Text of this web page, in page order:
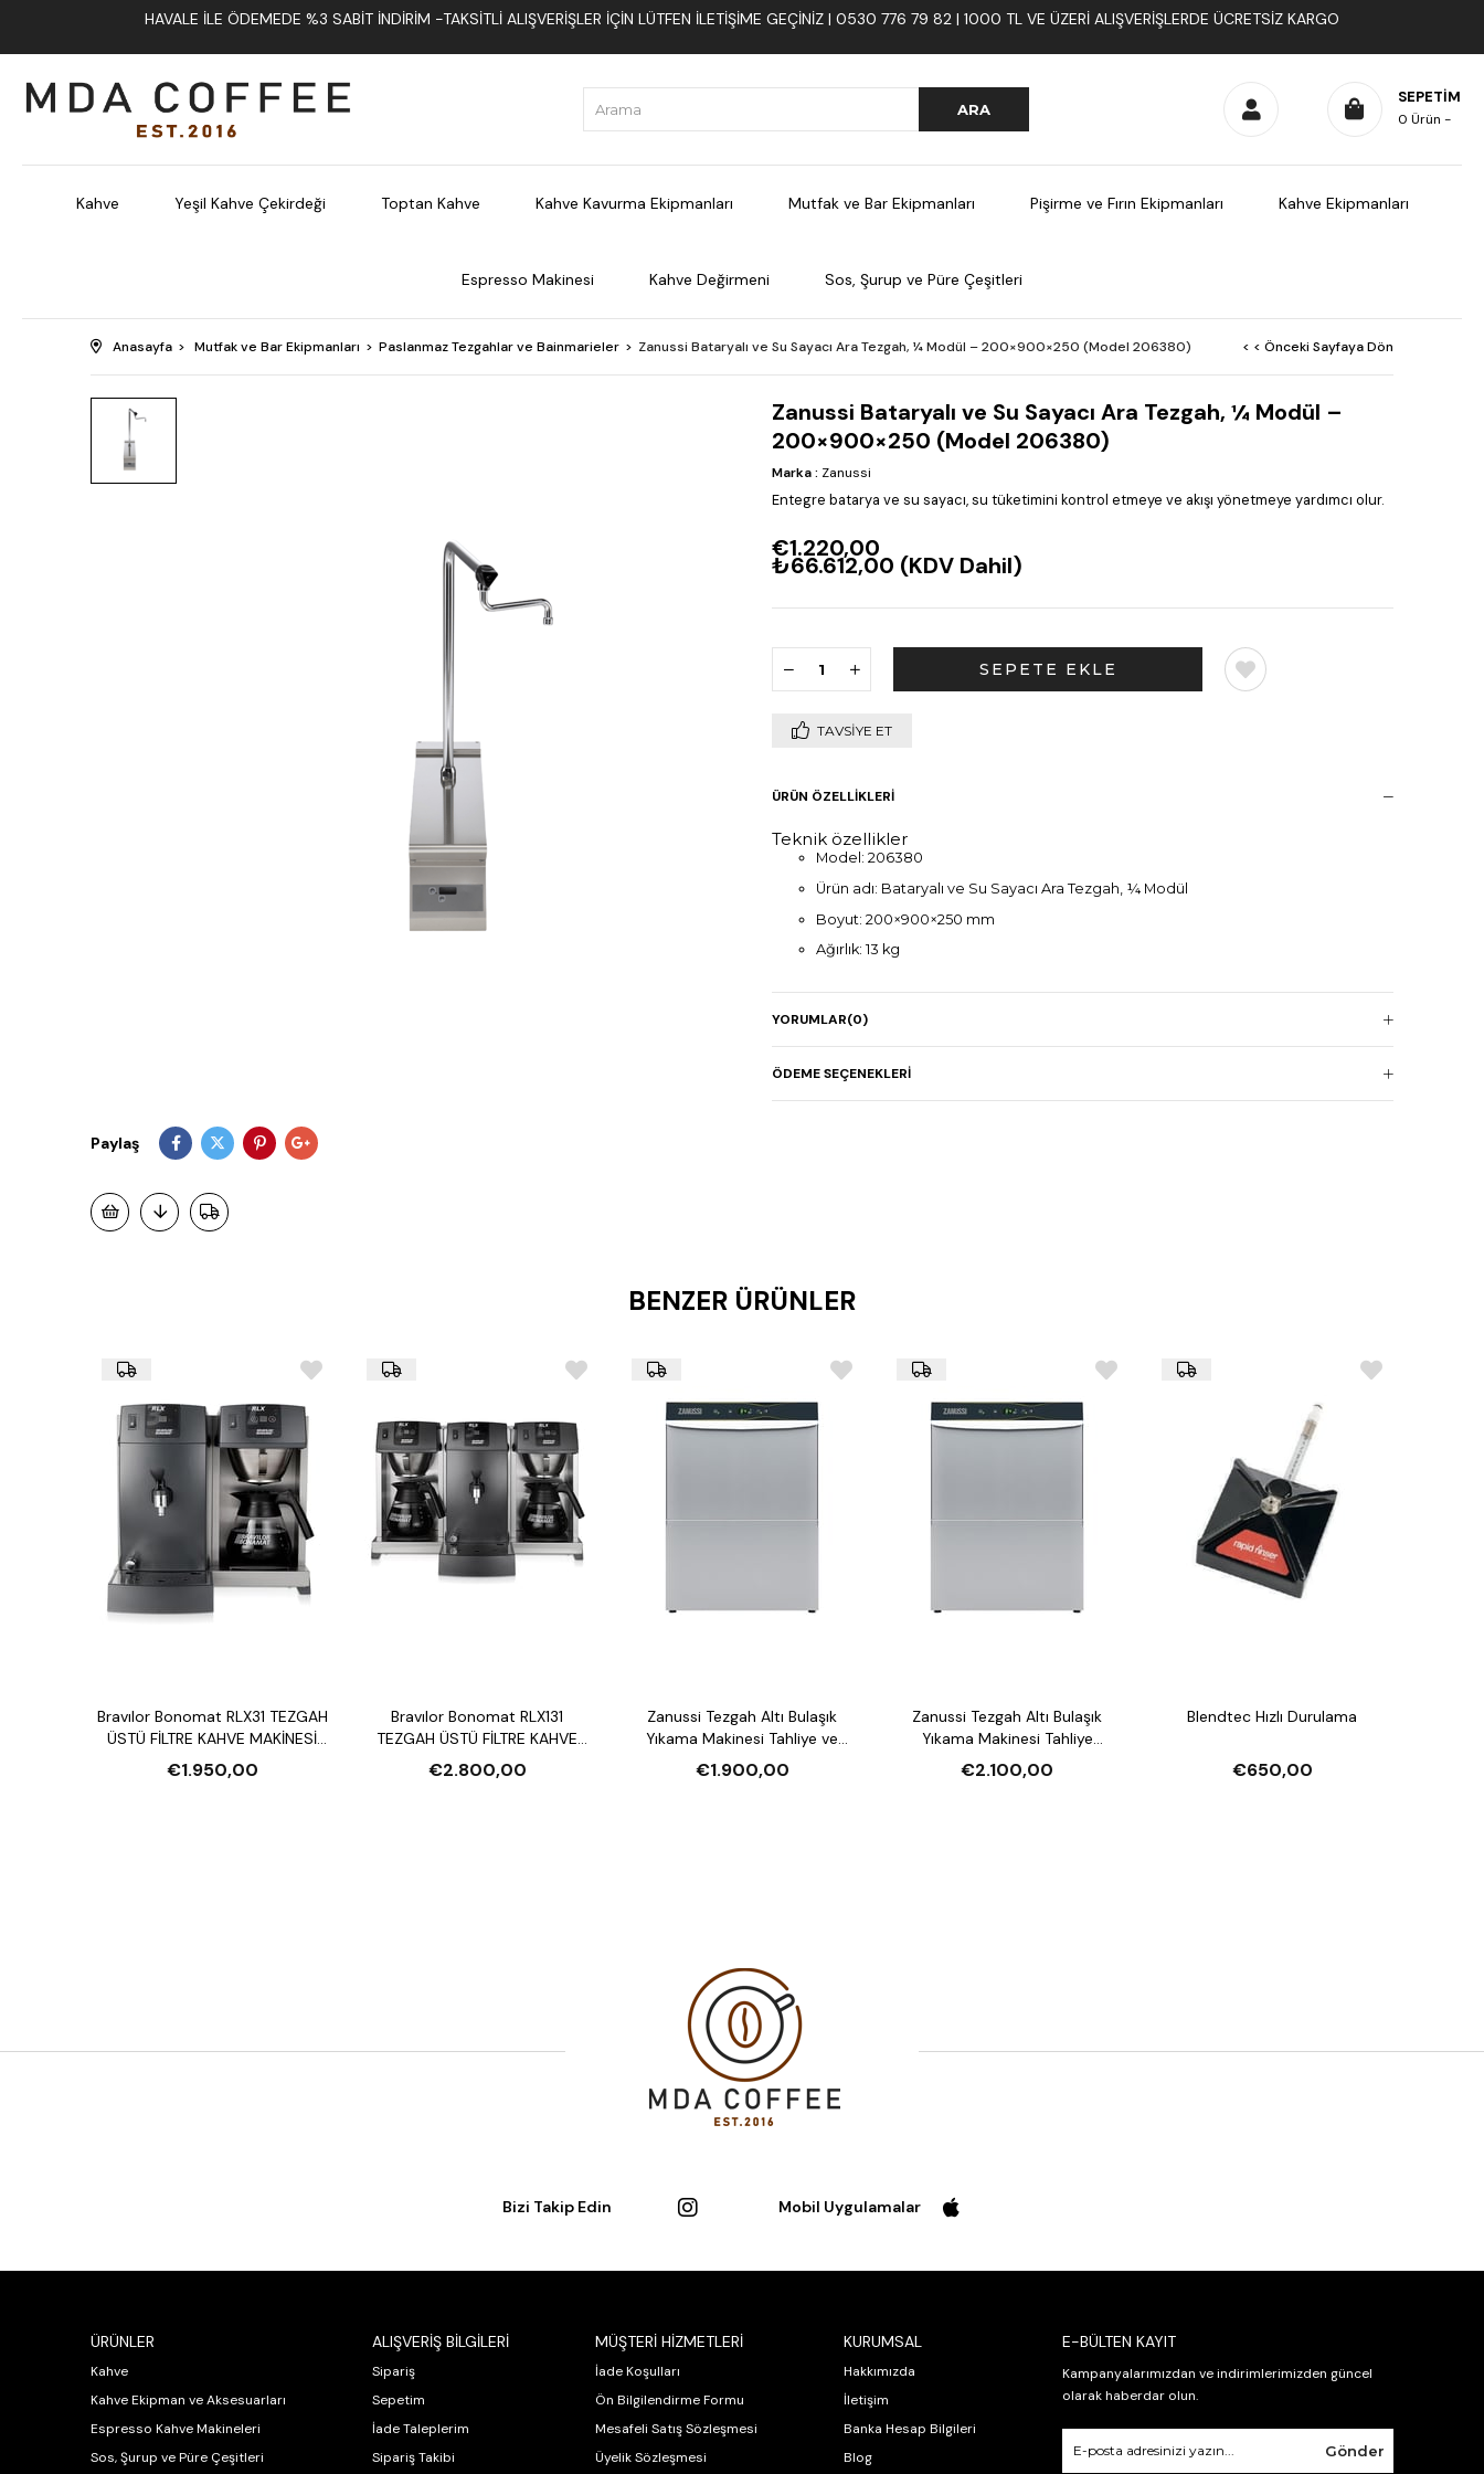
HAVALE İLE ÖDEMEDE %3 SABIT İNDIRIM -TAKSITLI ALIŞVERIŞLER İÇIN LÜTFEN ILETIŞIME GEÇINIZ | 0530 776 79 82 | 1000 TL VE ÜZERI ALIŞVERIŞLERDE ÜCRETSIZ KARGO
SEPETIM
0 Ürün
Kahve Yeşil Kahve Çekirdeği Toptan Kahve Kahve Kavurma Ekipmanları Mutfak ve Bar Ekipmanları Pişirme ve Fırın Ekipmanları Kahve Ekipmanları
Espresso Makinesi Kahve Değirmeni Sos, Şurup ve Püre Çeşitleri
Anasayfa Mutfak ve Bar Ekipmanları Paslanmaz Tezgahlar ve Bainmarieler Zanussi Bataryalı ve Su Sayacı Ara Tezgah, ¼ Modül – 200×900×250 (Model 206380) < < Önceki Sayfaya Dön
Paylaş
Zanussi Bataryalı ve Su Sayacı Ara Tezgah, ¼ Modül –
200×900×250 (Model 206380)
Marka: Zanussi
Entegre batarya ve su sayacı, su tüketimini kontrol etmeye ve akışı yönetmeye yardımcı olur.
€1.220,00
₺66.612,00 (KDV Dahil)
TAVSIYE ET
ÜRÜN ÖZELLIKLERI
Teknik özellikler
Model: 206380
Ürün adı: Bataryalı ve Su Sayacı Ara Tezgah, ¼ Modül
Boyut: 200×900×250 mm
Ağırlık: 13 kg
YORUMLAR(0)
ÖDEME SEÇENEKLERI
BENZER ÜRÜNLER
Bravılor Bonomat RLX31 TEZGAH
ÜSTÜ FİLTRE KAHVE MAKİNESİ
VE SU ISITICI
€1.950,00
Bravılor Bonomat RLX131
TEZGAH ÜSTÜ FİLTRE KAHVE
MAKİNESİ VE SU ISITICI
€2.800,00
Zanussi Tezgah Altı Bulaşık
Yıkama Makinesi Tahliye ve
Parlatıcı Pompalı
€1.900,00
Zanussi Tezgah Altı Bulaşık
Yıkama Makinesi Tahliye
Deterjan ve Parlatıcı Pompalı ve
Deterjan Pompalı
€2.100,00
Blendtec Hızlı Durulama
€650,00
Bizi Takip Edin Mobil Uygulamalar
ÜRÜNLER
Kahve
Kahve Ekipman ve Aksesuarları
Espresso Kahve Makineleri
Sos, Şurup ve Püre Çeşitleri
ALIŞVERİŞ BİLGİLERİ
Sipariş
Sepetim
İade Taleplerim
Sipariş Takibi
MÜŞTERİ HİZMETLERİ
İade Koşulları
Ön Bilgilendirme Formu
Mesafeli Satış Sözleşmesi
Üyelik Sözleşmesi
KURUMSAL
Hakkımızda
İletişim
Banka Hesap Bilgileri
Blog
E-BÜLTEN KAYIT
Kampanyalarımızdan ve indirimlerimizden güncel
olarak haberdar olun.
Gönder